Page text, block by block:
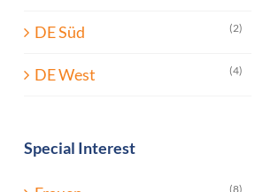
DE Süd (2)
DE West (4)
Special Interest
(8)